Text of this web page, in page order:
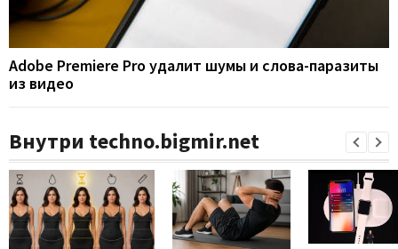
Adobe Premiere Pro удалит шумы и слова-паразиты
из видео
Внутри techno.bigmir.net